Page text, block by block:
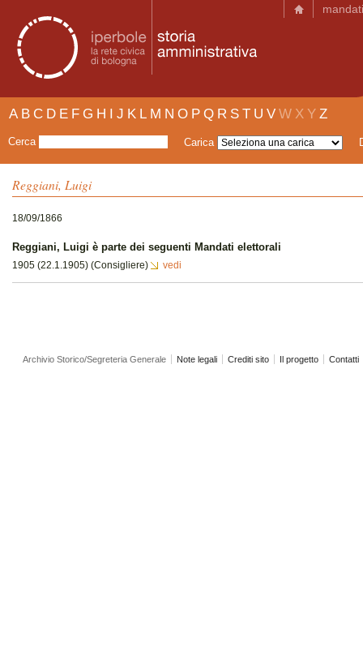
mandati
A B C D E F G H I J K L M N O P Q R S T U V W X Y Z
Cerca Carica
Reggiani, Luigi
18/09/1866
Reggiani, Luigi è parte dei seguenti Mandati elettorali
1905 (22.1.1905) (Consigliere) vedi
Archivio Storico/Segreteria Generale Note legali Crediti sito Il progetto Contatti